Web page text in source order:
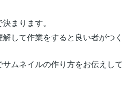
まります。
して作業をすると良い者がつく
ムネイルの作り方をお伝えして